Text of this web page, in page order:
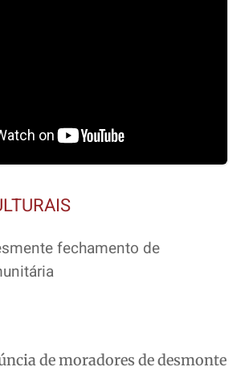
fechamento de
de moradores de desmonte